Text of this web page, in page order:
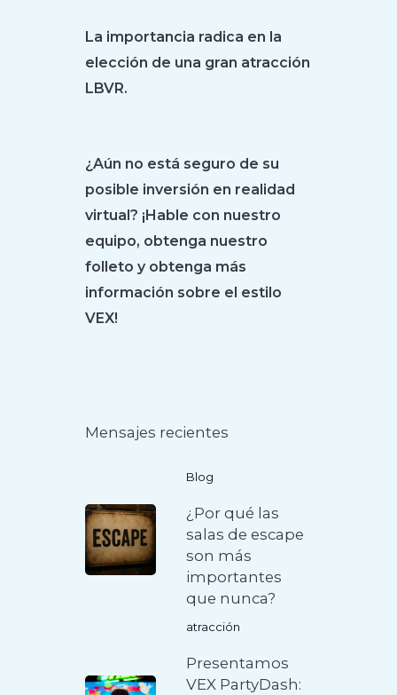
La importancia radica en la
elección de una gran atracción
LBVR.
¿Aún no está seguro de su
posible inversión en realidad
virtual? ¡Hable con nuestro
equipo, obtenga nuestro
folleto y obtenga más
información sobre el estilo
VEX!
Mensajes recientes
Blog
¿Por qué las
salas de escape
son más
importantes
que nunca?
atracción
Presentamos
VEX PartyDash: